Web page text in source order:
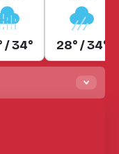
/ 34° 28° / 34°